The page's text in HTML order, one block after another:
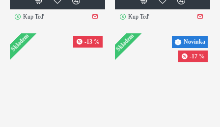
Kup Teď Kup Teď
Skladem -13 % Novinka
Skladem
-17 %